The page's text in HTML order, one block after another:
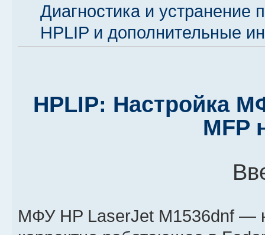
Диагностика и устранение
HPLIP и дополнительные
HPLIP: Настройка
MFP
МФУ HP LaserJet M1536dnf —